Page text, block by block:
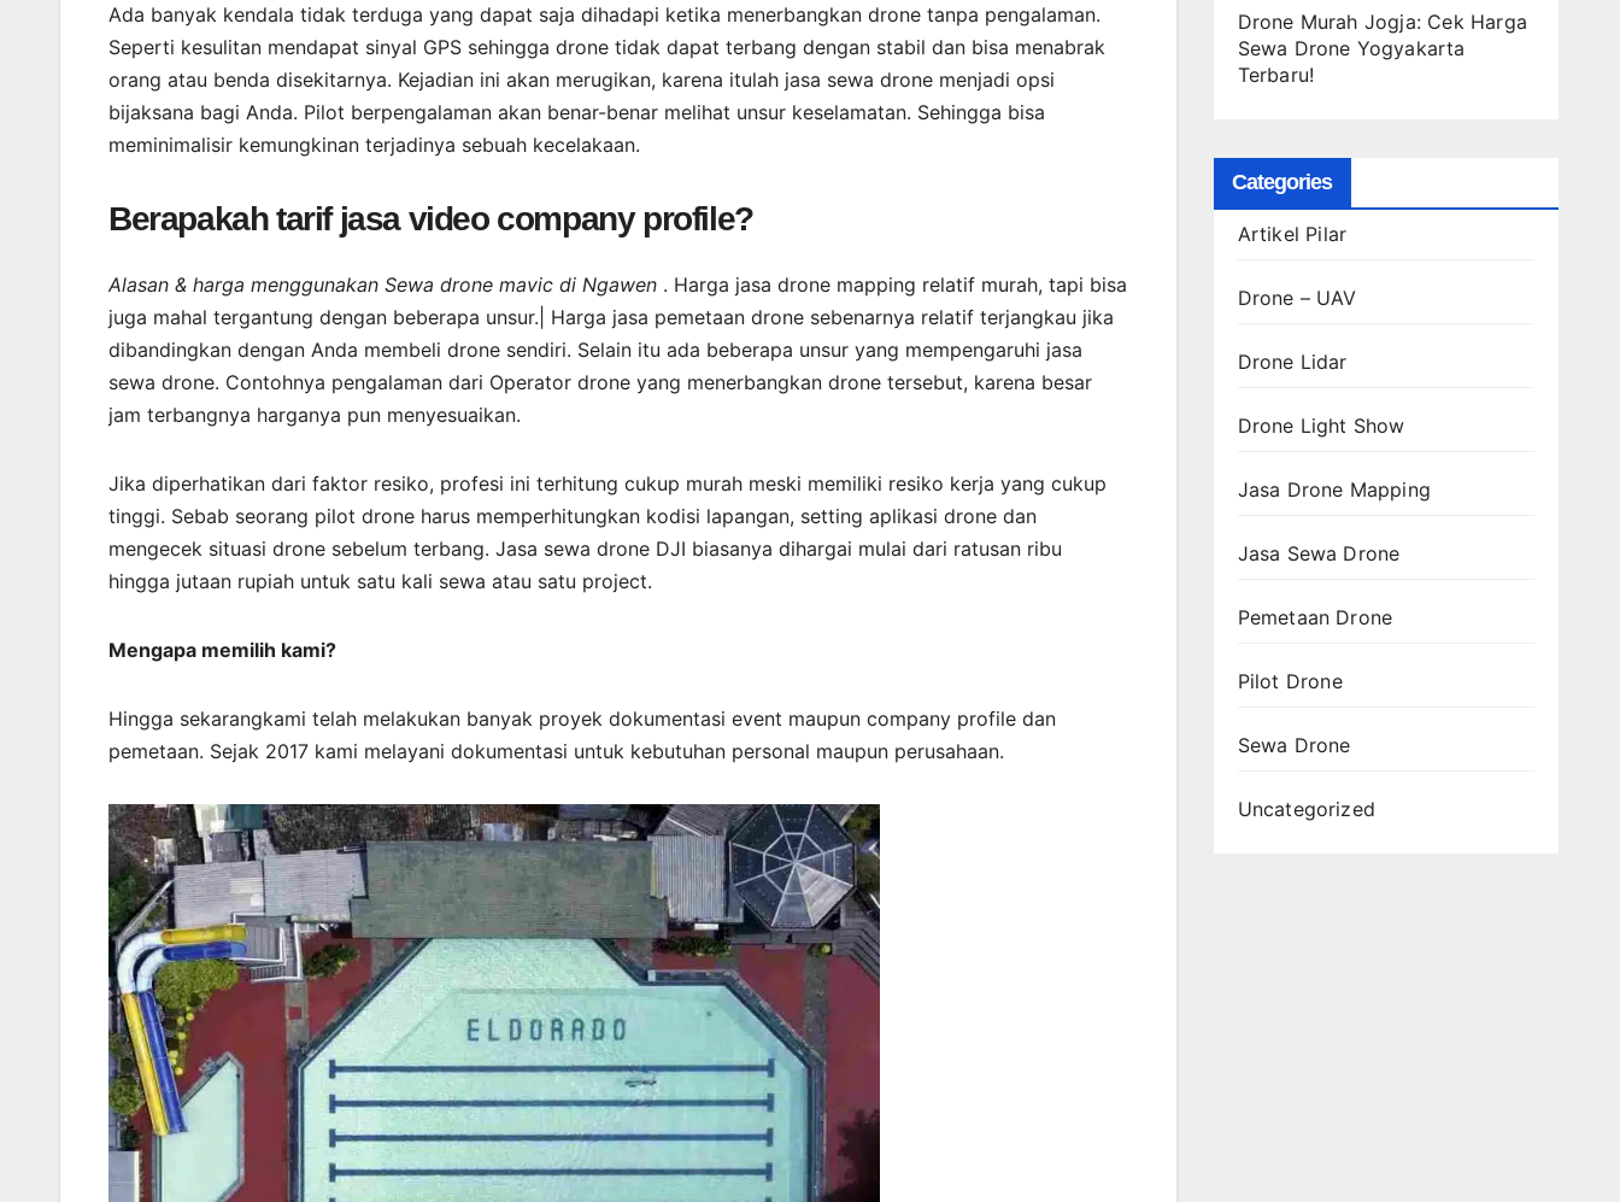
Ada banyak kendala tidak terduga yang dapat saja dihadapi ketika menerbangkan drone tanpa pengalaman.
Seperti kesulitan mendapat sinyal GPS sehingga drone tidak dapat terbang dengan stabil dan bisa menabrak
orang atau benda disekitarnya. Kejadian ini akan merugikan, karena itulah jasa sewa drone menjadi opsi
bijaksana bagi Anda. Pilot berpengalaman akan benar-benar melihat unsur keselamatan. Sehingga bisa
meminimalisir kemungkinan terjadinya sebuah kecelakaan.
Berapakah tarif jasa video company profile?
Alasan & harga menggunakan Sewa drone mavic di Ngawen . Harga jasa drone mapping relatif murah, tapi bisa
juga mahal tergantung dengan beberapa unsur.| Harga jasa pemetaan drone sebenarnya relatif terjangkau jika
dibandingkan dengan Anda membeli drone sendiri. Selain itu ada beberapa unsur yang mempengaruhi jasa
sewa drone. Contohnya pengalaman dari Operator drone yang menerbangkan drone tersebut, karena besar
jam terbangnya harganya pun menyesuaikan.
Jika diperhatikan dari faktor resiko, profesi ini terhitung cukup murah meski memiliki resiko kerja yang cukup
tinggi. Sebab seorang pilot drone harus memperhitungkan kodisi lapangan, setting aplikasi drone dan
mengecek situasi drone sebelum terbang. Jasa sewa drone DJI biasanya dihargai mulai dari ratusan ribu
hingga jutaan rupiah untuk satu kali sewa atau satu project.
Mengapa memilih kami?
Hingga sekarangkami telah melakukan banyak proyek dokumentasi event maupun company profile dan
pemetaan. Sejak 2017 kami melayani dokumentasi untuk kebutuhan personal maupun perusahaan.
Drone Murah Jogja: Cek Harga
Sewa Drone Yogyakarta
Terbaru!
Categories
Artikel Pilar
Drone – UAV
Drone Lidar
Drone Light Show
Jasa Drone Mapping
Jasa Sewa Drone
Pemetaan Drone
Pilot Drone
Sewa Drone
Uncategorized